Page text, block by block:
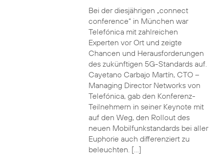
Bei der diesjährigen „connect
conference“ in München war
Telefónica mit zahlreichen
Experten vor Ort und zeigte
Chancen und Herausforderungen
des zukünftigen 5G-Standards auf.
Cayetano Carbajo Martín, CTO –
Managing Director Networks von
Telefónica, gab den Konferenz-
Teilnehmern in seiner Keynote mit
auf den Weg, den Rollout des
neuen Mobilfunkstandards bei aller
Euphorie auch differenziert zu
beleuchten. […]